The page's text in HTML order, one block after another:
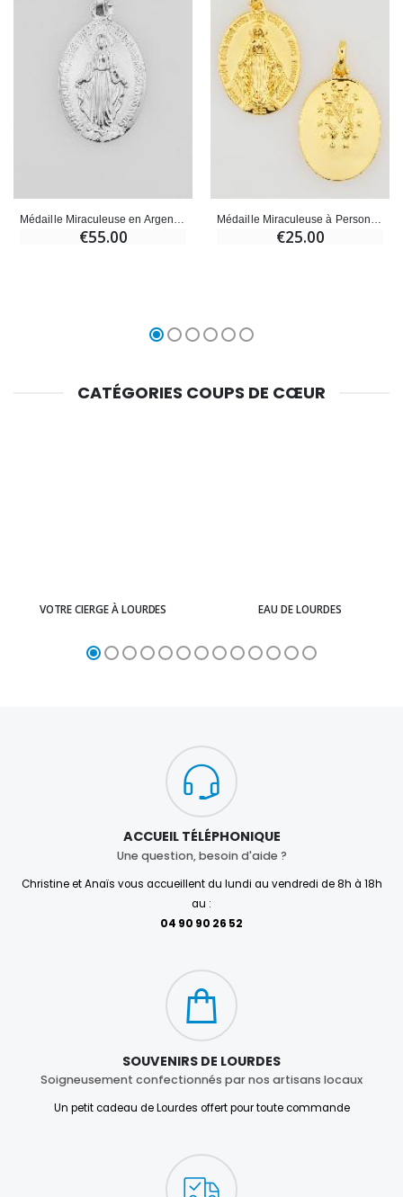
€55.00 €25.00
CATÉGORIES COUPS DE CŒUR
VOTRE CIERGE À LOURDES EAU DE LOURDES
ACCUEIL TÉLÉPHONIQUE
Une question, besoin d'aide ?
Christine et Anaïs vous accueillent du lundi au vendredi de 8h à 18h
au :
04 90 90 26 52
SOUVENIRS DE LOURDES
Soigneusement confectionnés par nos artisans locaux
Un petit cadeau de Lourdes offert pour toute commande